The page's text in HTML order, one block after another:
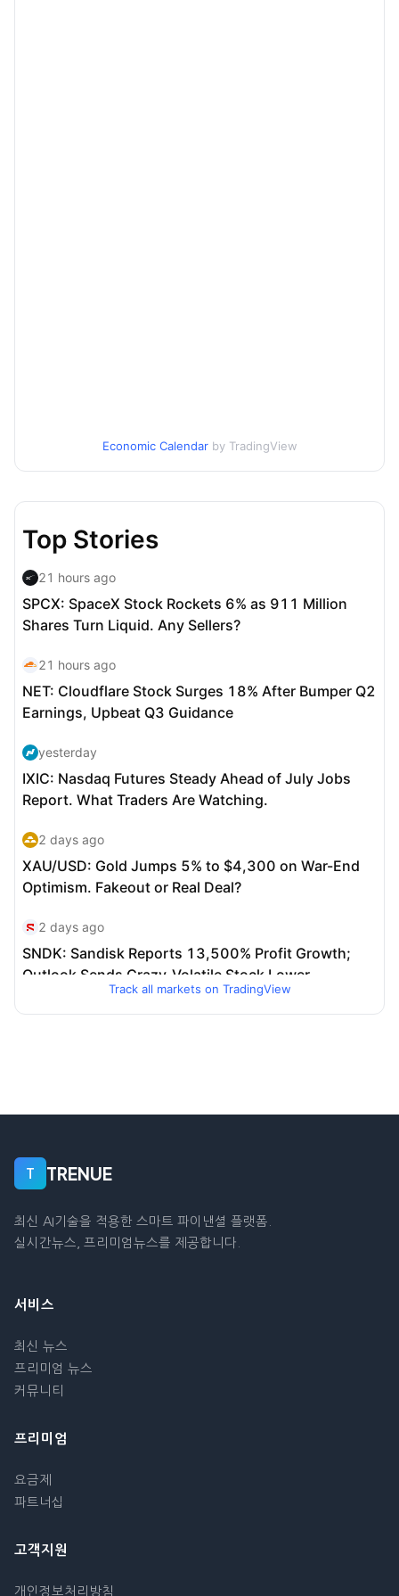
Economic Calendar by TradingView
Track all markets on TradingView
T TRENUE
최신 AI기술을 적용한 스마트 파이낸셜 플랫폼.
실시간뉴스, 프리미엄뉴스를 제공합니다.
서비스
최신 뉴스
프리미엄 뉴스
커뮤니티
프리미엄
요금제
파트너십
고객지원
개인정보처리방침